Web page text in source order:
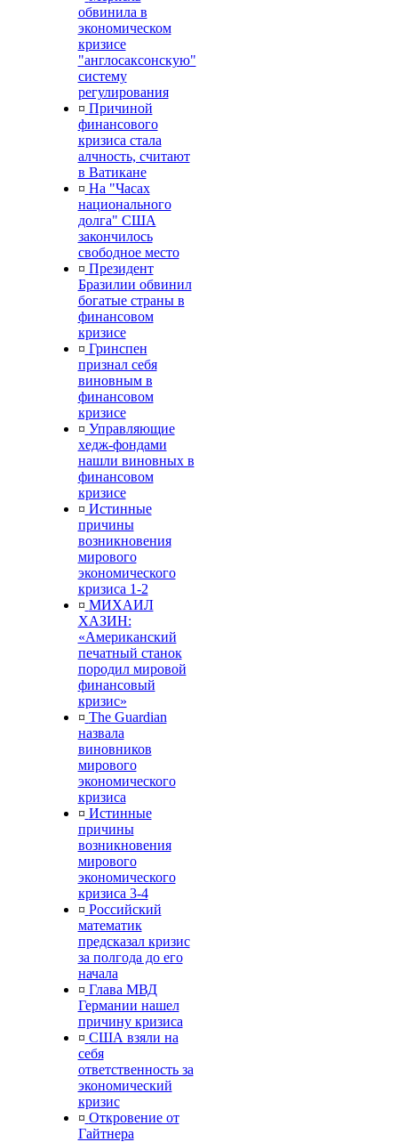
обвинила в
экономическом
кризисе
"англосаксонскую"
систему
регулирования
¤ Причиной
финансового
кризиса стала
алчность, считают
в Ватикане
¤ На "Часах
национального
долга" США
закончилось
свободное место
¤ Президент
Бразилии обвинил
богатые страны в
финансовом
кризисе
¤ Гринспен
признал себя
виновным в
финансовом
кризисе
¤ Управляющие
хедж-фондами
нашли виновных в
финансовом
кризисе
¤ Истинные
причины
возникновения
мирового
экономического
кризиса 1-2
¤ МИХАИЛ
ХАЗИН:
«Американский
печатный станок
породил мировой
финансовый
кризис»
¤ The Guardian
назвала
виновников
мирового
экономического
кризиса
¤ Истинные
причины
возникновения
мирового
экономического
кризиса 3-4
¤ Российский
математик
предсказал кризис
за полгода до его
начала
¤ Глава МВД
Германии нашел
причину кризиса
¤ США взяли на
себя
ответственность за
экономический
кризис
¤ Откровение от
Гайтнера